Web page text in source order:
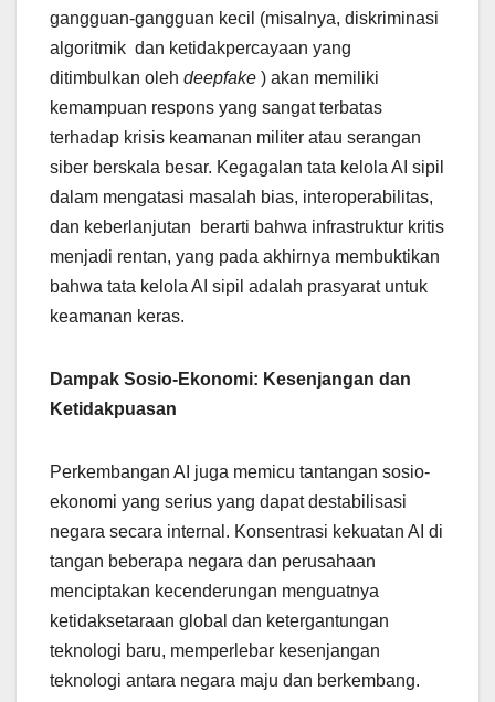
gangguan-gangguan kecil (misalnya, diskriminasi
algoritmik dan ketidakpercayaan yang
ditimbulkan oleh deepfake ) akan memiliki
kemampuan respons yang sangat terbatas
terhadap krisis keamanan militer atau serangan
siber berskala besar. Kegagalan tata kelola AI sipil
dalam mengatasi masalah bias, interoperabilitas,
dan keberlanjutan berarti bahwa infrastruktur kritis
menjadi rentan, yang pada akhirnya membuktikan
bahwa tata kelola AI sipil adalah prasyarat untuk
keamanan keras.
Dampak Sosio-Ekonomi: Kesenjangan dan
Ketidakpuasan
Perkembangan AI juga memicu tantangan sosio-
ekonomi yang serius yang dapat destabilisasi
negara secara internal. Konsentrasi kekuatan AI di
tangan beberapa negara dan perusahaan
menciptakan kecenderungan menguatnya
ketidaksetaraan global dan ketergantungan
teknologi baru, memperlebar kesenjangan
teknologi antara negara maju dan berkembang.